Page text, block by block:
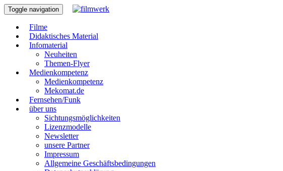
Toggle navigation
Filme
Didaktisches Material
Infomaterial
Neuheiten
Themen-Flyer
Medienkompetenz
Medienkompetenz
Mekomat.de
Fernsehen/Funk
über uns
Sichtungsmöglichkeiten
Lizenzmodelle
Newsletter
unsere Partner
Impressum
Allgemeine Geschäftsbedingungen